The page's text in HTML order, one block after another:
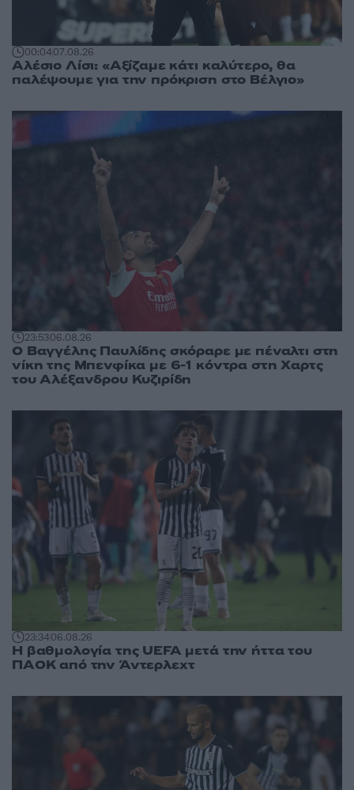
00:0407.08.26
Αλέσιο Λίσι: «Αξίζαμε κάτι καλύτερο, θα
παλέψουμε για την πρόκριση στο Βέλγιο»
23:5306.08.26
Ο Βαγγέλης Παυλίδης σκόραρε με πέναλτι στη
νίκη της Μπενφίκα με 6-1 κόντρα στη Χαρτς
του Αλέξανδρου Κυζιρίδη
23:3406.08.26
Η βαθμολογία της UEFA μετά την ήττα του
ΠΑΟΚ από την Άντερλεχτ